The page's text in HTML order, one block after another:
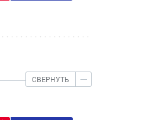
СВЕРНУТЬ